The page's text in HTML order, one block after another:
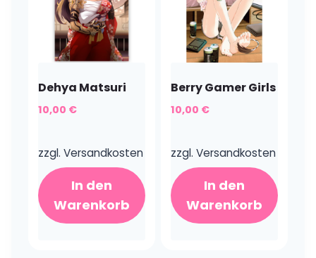
Dehya Matsuri
10,00 €
zzgl. Versandkosten
In den
Warenkorb
Berry Gamer Girls
10,00 €
zzgl. Versandkosten
In den
Warenkorb